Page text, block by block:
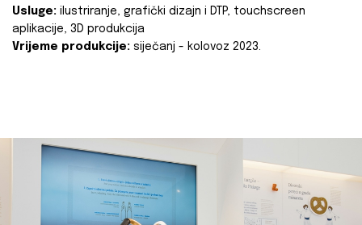
Usluge: ilustriranje, grafički dizajn i DTP, touchscreen
aplikacije, 3D produkcija
Vrijeme produkcije: siječanj - kolovoz 2023.